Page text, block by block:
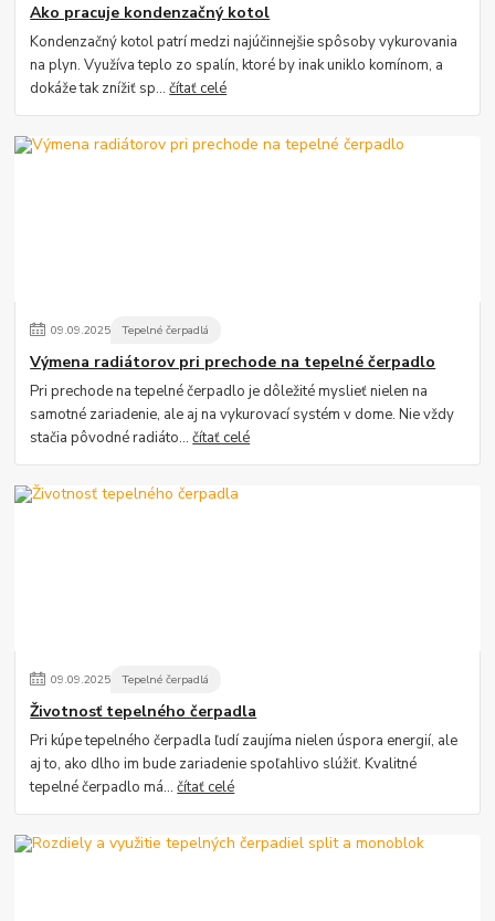
Ako pracuje kondenzačný kotol
Kondenzačný kotol patrí medzi najúčinnejšie spôsoby vykurovania
na plyn. Využíva teplo zo spalín, ktoré by inak uniklo komínom, a
dokáže tak znížiť sp...čítať celé
09.09.2025 Tepelné čerpadlá
Výmena radiátorov pri prechode na tepelné čerpadlo
Pri prechode na tepelné čerpadlo je dôležité myslieť nielen na
samotné zariadenie, ale aj na vykurovací systém v dome. Nie vždy
stačia pôvodné radiáto...čítať celé
09.09.2025 Tepelné čerpadlá
Životnosť tepelného čerpadla
Pri kúpe tepelného čerpadla ľudí zaujíma nielen úspora energií, ale
aj to, ako dlho im bude zariadenie spoľahlivo slúžiť. Kvalitné
tepelné čerpadlo má...čítať celé